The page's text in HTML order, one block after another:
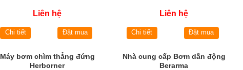
Liên hệ
Chi tiết Đặt mua
Liên hệ
Chi tiết Đặt mua
Máy bơm chìm thẳng đứng
Herborner
Nhà cung cấp Bơm dẫn động
Berarma